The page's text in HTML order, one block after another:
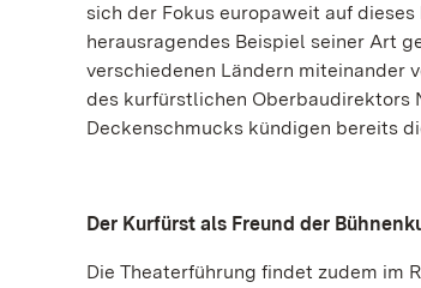
sich der Fokus europaweit auf
herausragendes Beispiel seiner Art
verschiedenen Ländern miteinander
des kurfürstlichen Oberbaudirektors
Deckenschmucks kündigen bereits
Der Kurfürst als Freund der
Die Theaterführung findet zudem im